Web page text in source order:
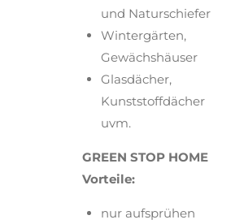
und Naturschiefer
Wintergärten,
Gewächshäuser
Glasdächer,
Kunststoffdächer
uvm.
GREEN STOP HOME
Vorteile:
nur aufsprühen